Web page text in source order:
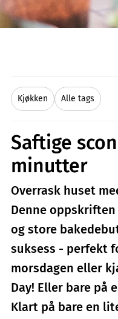
Kjøkken Alle tags
Saftige
minutter
Overrask huset
Denne
og store
suksess - perfekt
morsdagen eller
Day! Eller bare på
Klart på bare en